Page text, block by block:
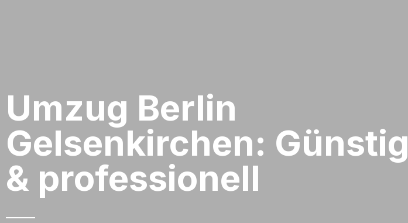
Umzug Berlin​
Gelsenkirchen: Günstig
& professionell​